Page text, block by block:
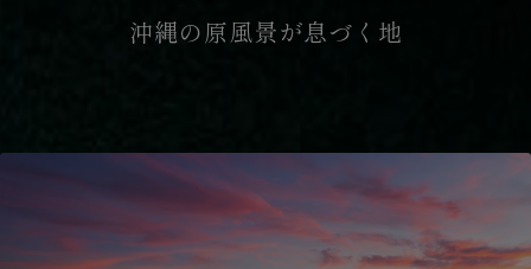
沖縄の原風景が息づく地